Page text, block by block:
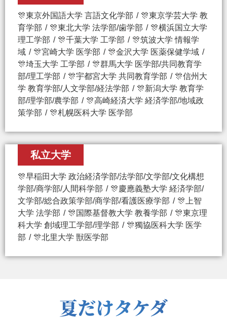
🎊東京外国語大学 言語文化学部
🎊東京学芸大学 教
育学部
🎊東北大学 法学部/歯学部
🎊横浜国立大学
理工学部
🎊千葉大学 工学部
🎊筑波大学 情報学
域
🎊宮崎大学 医学部
🎊金沢大学 医薬保健学域
🎊埼玉大学 工学部
🎊群馬大学 医学部/共同教育学
部/理工学部
🎊宇都宮大学 共同教育学部
🎊信州大
学 教育学部/人文学部/経法学部
🎊新潟大学 教育学
部/理学部/農学部
🎊高崎経済大学 経済学部/地域政
策学部
🎊札幌医科大学 医学部
私立大学
🎊早稲田大学 政治経済学部/法学部/文学部/文化構想
学部/商学部/人間科学部
🎊慶應義塾大学 経済学部/
文学部/総合政策学部/商学部/看護医療学部
🎊上智
大学 法学部
🎊国際基督教大学 教養学部
🎊東京理
科大学 創域理工学部/理学部
🎊獨協医科大学 医学
部
🎊北里大学 獣医学部
夏だけタケダ